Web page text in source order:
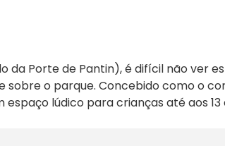
da Porte de Pantin), é difícil não ver
sobre o parque. Concebido como o
espaço lúdico para crianças até aos 13